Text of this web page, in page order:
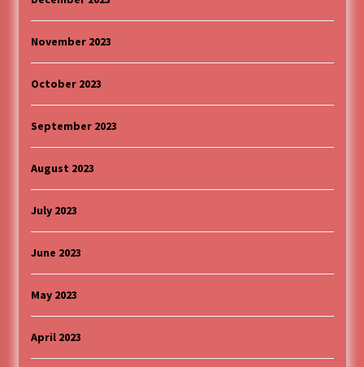
November 2023
October 2023
September 2023
August 2023
July 2023
June 2023
May 2023
April 2023